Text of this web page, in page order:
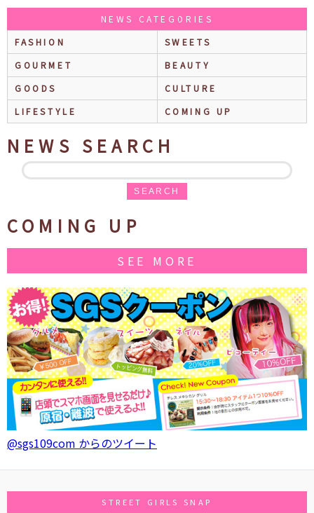
NEWS CATEGORIES
FASHION
SWEETS
GOURMET
BEAUTY
GOODS
CULTURE
LIFESTYLE
COMING UP
NEWS SEARCH
SEARCH
COMING UP
SEE MORE
@sgs109com からのツイート
STREET GIRLS SNAP